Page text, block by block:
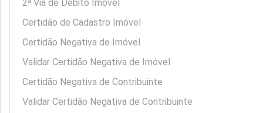
2ª Via de Débito Imóvel
Certidão de Cadastro Imóvel
Certidão Negativa de Imóvel
Validar Certidão Negativa de Imóvel
Certidão Negativa de Contribuinte
Validar Certidão Negativa de Contribuinte